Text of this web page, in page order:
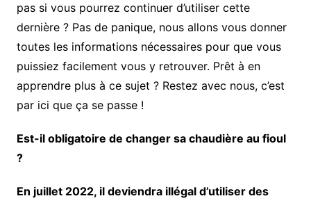
pas si vous pourrez continuer d’utiliser cette
dernière ? Pas de panique, nous allons vous donner
toutes les informations nécessaires pour que vous
puissiez facilement vous y retrouver. Prêt à en
apprendre plus à ce sujet ? Restez avec nous, c’est
par ici que ça se passe !
Est-il obligatoire de changer sa chaudière au fioul
?
En juillet 2022, il deviendra illégal d’utiliser des